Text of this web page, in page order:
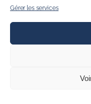
Gérer les services
NOUS SUIVRE
© 2026